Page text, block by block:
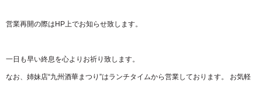
営業再開の際はHP上でお知らせ致します。
一日も早い終息を心よりお祈り致します。
なお、姉妹店“九州酒華まつり”はランチタイムから営業しております。 お気軽